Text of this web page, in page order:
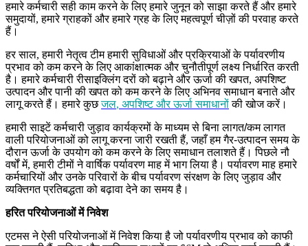
हमारे कर्मचारी सही काम करने के लिए हमारे जुनून को साझा करते हैं और हमारे
समुदायों,हमारे ग्राहकों और हमारे ग्रह के लिए महत्वपूर्ण चीज़ों की परवाह करते
हैं।
हर साल,हमारी नेतृत्व टीम हमारी सुविधाओं और प्रक्रियाओं के पर्यावरणीय
प्रभाव को कम करने के लिए आकांक्षात्मक और चुनौतीपूर्ण लक्ष्य निर्धारित करती
है। हमारे कर्मचारी रीसाइक्लिंग दरों को बढ़ाने और ऊर्जा की खपत, अपशिष्ट
उत्पादन और पानी की खपत को कम करने के लिए अभिनव समाधान बनाते और
लागू करते हैं। हमारे कुछजल, अपशिष्ट और ऊर्जा समाधानोंकी खोज करें।
हमारी साइटें कर्मचारी जुड़ाव कार्यक्रमों के माध्यम से बिना लागत/कम लागत
वाली परियोजनाओं को लागू करना जारी रखती हैं,जहाँ हम गैर-उत्पादन समय के
दौरान ऊर्जा के उपयोग को कम करने के लिए समाधान तलाशते हैं। पिछले नौ
वर्षों में,हमारी टीमों ने वार्षिक पर्यावरण माह में भाग लिया है। पर्यावरण माह हमारे
कर्मचारियों और उनके परिवारों के बीच पर्यावरण संरक्षण के लिए जुड़ाव और
व्यक्तिगत प्रतिबद्धता को बढ़ावा देने का समय है।
हरित परियोजनाओं में निवेश
एटमस ने ऐसी परियोजनाओं में निवेश किया है जो पर्यावरणीय प्रभाव को काफी